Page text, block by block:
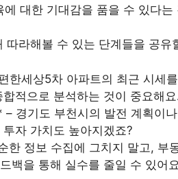
대한 기대감을 품을 수 있다는
라해볼 수 있는 단계들을 공유
세상5차 아파트의 최근 시세
적으로 분석하는 것이 중요해
경기도 부천시의 발전 계획이
자 가치도 높아지겠죠?
정보 수집에 그치지 말고, 부
백을 통해 실수를 줄일 수 있어